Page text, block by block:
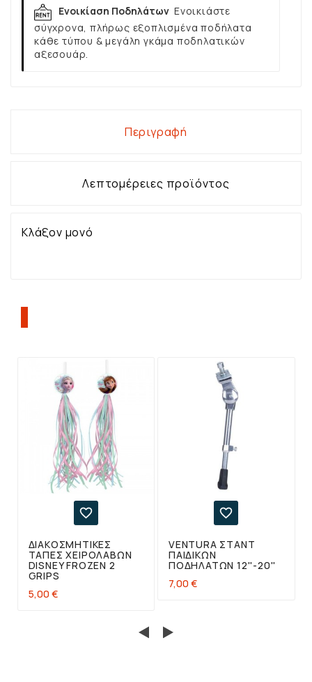
Ενοικίαση Ποδηλάτων Ενοικιάστε
σύγχρονα, πλήρως εξοπλισμένα ποδήλατα
κάθε τύπου & μεγάλη γκάμα ποδηλατικών
αξεσουάρ.
Περιγραφή
Λεπτομέρειες προϊόντος
Κλάξον μονό

ΔΙΑΚΟΣΜΗΤΙΚΈΣ
ΤΆΠΕΣ ΧΕΙΡΟΛΑΒΏΝ
DISNEY FROZEN 2
GRIPS
5,00 €

VENTURA ΣΤΑΝΤ
ΠΑΙΔΙΚΏΝ
ΠΟΔΗΛΆΤΩΝ 12''-20''
7,00 €